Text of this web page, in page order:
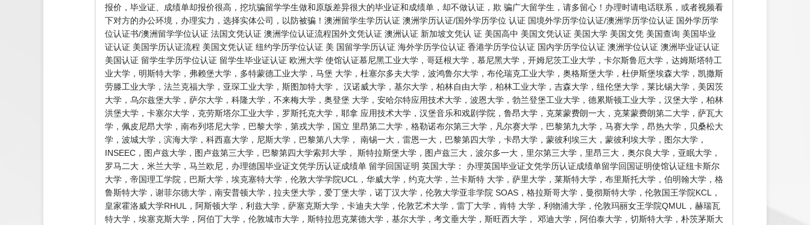
报价，毕业证、成绩单却报价很高，挖坑骗留学学生做和原版差异很大的毕业证和成绩单，却不做认证，欺 骗广大留学生，请多留心！办理时请电话联系，或者视频看
下对方的办公环境，办理实力，选择实体公司，以防被骗！澳洲留学生学历认证 澳洲学历认证/国外学历学位 认证 国境外学历学位认证/澳洲学历学位认证 国外学历学
位认证书/澳洲留学学位认证 法国文凭认证 澳洲学位认证流程国外文凭认证 澳洲认证 新加坡文凭认 证 美国高中 美国文凭认证 美国大学 美国文凭 美国查询 美国毕业
证认证 美国学历认证流程 美国文凭认证 纽约学历学位认证 美 国留学学历认证 海外学历学位认证 香港学历学位认证 国内学历学位认证 澳洲学位认证 澳洲毕业证认证
美国认证 留学生学历学位认证 留学生毕业证认证 欧洲大学 使馆认证慕尼黑工业大学，哥廷根大学，慕尼黑大学，开姆尼茨工业大学，卡尔斯鲁厄大学，达姆斯塔特工
业大学，明斯特大学，弗赖堡大学，多特蒙德工业大学，马堡 大学，杜塞尔多夫大学，波鸿鲁尔大学，布伦瑞克工业大学，奥格斯堡大学，杜伊斯堡埃森大学，凯撒斯
劳滕工业大学，法兰克福大学，亚琛工业大学，斯图加特大学， 汉诺威大学，基尔大学，柏林自由大学，柏林工业大学，吉森大学，纽伦堡大学，莱比锡大学，美因茨
大学，乌尔兹堡大学，萨尔大学，科隆大学，不来梅大学，奥登堡 大学，安哈尔特应用技术大学，波恩大学，勃兰登堡工业大学，德累斯顿工业大学，汉堡大学，柏林
洪堡大学，卡塞尔大学，克劳斯塔尔工业大学，罗斯托克大学，耶拿 应用技术大学，汉堡音乐和戏剧学院，鲁昂大学，克莱蒙费朗一大，克莱蒙费朗第二大学，萨瓦大
学，佩皮尼昂大学，南布列塔尼大学，巴黎大学，第戎大学，国立 里昂第二大学，格勒诺布尔第三大学，凡尔赛大学，巴黎第九大学，马赛大学，昂热大学，贝桑松大
学，波城大学，滨海大学，科西嘉大学，尼斯大学，巴黎第八大学， 南锡一大，雷恩一大，巴黎第四大学，卡昂大学，蒙彼利埃三大，蒙彼利埃大学，图尔大学，
INSEEC，图卢兹大学，图卢兹第三大学，巴黎第四大学索邦大学， 斯特拉斯堡大学，图卢兹三大，波尔多一大，里尔第三大学，里昂三大，奥尔良大学，亚眠大学，
罗马二大，米兰大学，马兰欧尼，办理德国毕业证文凭学历认证成绩单 留学回国证明 英国大学： 办理英国毕业证文凭学历认证成绩单留学回国证明使馆认证纽卡斯尔
大学，帝国理工学院，巴斯大学，埃克塞特大学，伦敦大学学院UCL，华威大学，约克大学，兰卡斯特 大学，萨里大学，莱斯特大学，布里斯托大学，伯明翰大学，格
鲁斯特大学，谢菲尔德大学，南安普顿大学，拉夫堡大学，爱丁堡大学，诺丁汉大学，伦敦大学亚非学院 SOAS，格拉斯哥大学，曼彻斯特大学，伦敦国王学院KCL，
皇家霍洛威大学RHUL，阿斯顿大学，利兹大学，萨塞克斯大学，卡迪夫大学，伦敦艺术大学，雷丁大学，肯特 大学，利物浦大学，伦敦玛丽女王学院QMUL，赫瑞瓦
特大学，埃塞克斯大学，阿伯丁大学，伦敦城市大学，斯特拉思克莱德大学，基尔大学，考文垂大学，斯旺西大学， 邓迪大学，阿伯泰大学，切斯特大学，朴茨茅斯大